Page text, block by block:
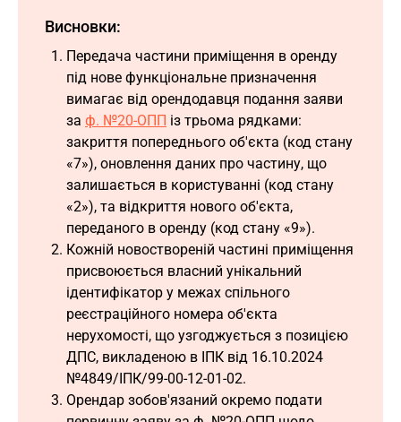
Висновки:
Передача частини приміщення в оренду
під нове функціональне призначення
вимагає від орендодавця подання заяви
за ф. №20-ОПП із трьома рядками:
закриття попереднього об'єкта (код стану
«7»), оновлення даних про частину, що
залишається в користуванні (код стану
«2»), та відкриття нового об'єкта,
переданого в оренду (код стану «9»).
Кожній новоствореній частині приміщення
присвоюється власний унікальний
ідентифікатор у межах спільного
реєстраційного номера об'єкта
нерухомості, що узгоджується з позицією
ДПС, викладеною в ІПК від 16.10.2024
№4849/ІПК/99-00-12-01-02.
Орендар зобов'язаний окремо подати